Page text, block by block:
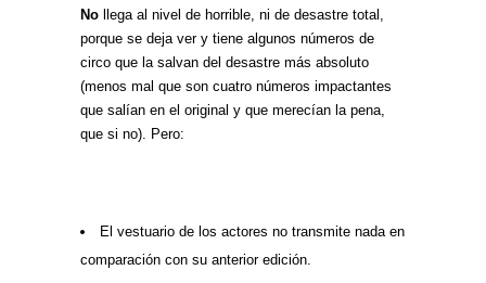
No
llega al nivel de horrible, ni de desastre total,
porque se deja ver y tiene algunos números de
circo que la salvan del desastre más absoluto
(menos mal que son cuatro números impactantes
que salían en el original y que merecían la pena,
que si no). Pero:
El vestuario de los actores no transmite nada en
comparación con su anterior edición.